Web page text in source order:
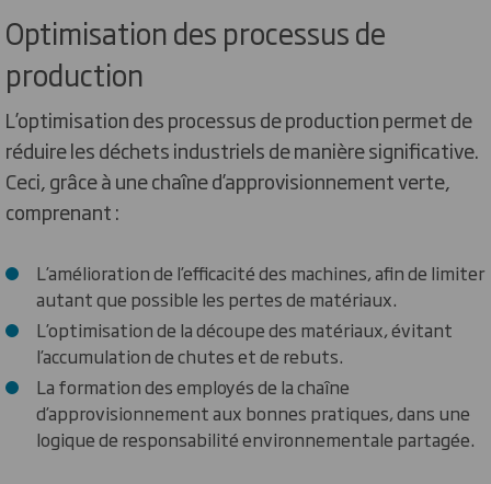
Optimisation des processus de
production
L’optimisation des processus de production permet de
réduire les déchets industriels de manière significative.
Ceci, grâce à une chaîne d’approvisionnement verte,
comprenant :
L’amélioration de l’efficacité des machines, afin de limiter
autant que possible les pertes de matériaux.
L’optimisation de la découpe des matériaux, évitant
l’accumulation de chutes et de rebuts.
La formation des employés de la chaîne
d’approvisionnement aux bonnes pratiques, dans une
logique de responsabilité environnementale partagée.